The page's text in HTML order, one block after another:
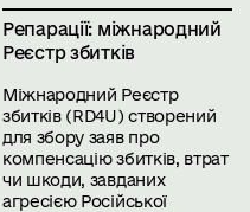
Репарації: міжнародний
Реєстр збитків
Міжнародний Реєстр
збитків (RD4U) створений
для збору заяв про
компенсацію збитків, втрат
чи шкоди, завданих
агресією Російської